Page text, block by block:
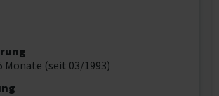
Monate (seit 03/1993)